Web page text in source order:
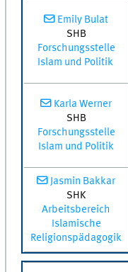
Emily Bulat
SHB
Forschungsstelle
Islam und Politik
Karla Werner
SHB
Forschungsstelle
Islam und Politik
Jasmin Bakkar
SHK
Arbeitsbereich
Islamische
Religionspädagogik